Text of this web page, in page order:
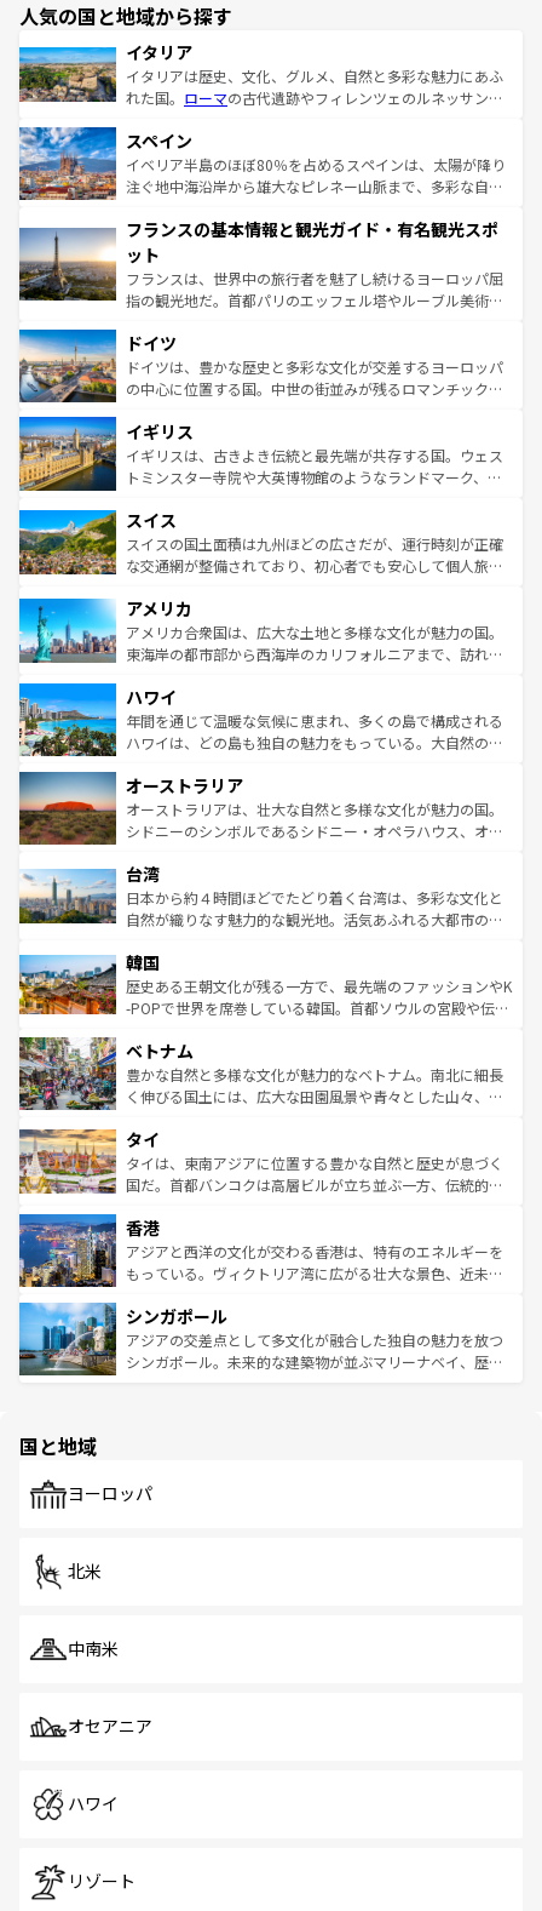
人気の国と地域から探す
イタリア
イタリアは歴史、文化、グルメ、自然と多彩な魅力にあふ
れた国。 ローマの古代遺跡やフィレンツェのルネッサンス
ろん、トスカーナの美しい田園風景やアマルフィ海岸の絶
景など、自然景観も見逃せない。観光の合間には、本場の
ピザやパスタなど、絶品のイタリア料理を堪能することも
ませてくれるイタリアで、忘れられない旅をしてみよう！
なお、新着のイタリア情報は
しい。
スペイン
イベリア半島のほぼ80％を占めるスペインは、太陽が降り
注ぐ地中海沿岸から雄大なピレネー山脈まで、多彩な自然
文化が根付くこの国では、情熱的なフラメンコ、熱気あふ
れる闘牛、そして美味しいタパスが生活の一部となってい
る。首都マドリードの洗練された雰囲気や、バルセロナの
アートに溢れた街角から、地方では古代ローマ遺跡や中世
せる。地方によって風土や気候が異なるスペインはその個
性で訪れる人を魅了する。 なお、新着のスペイン情報は コ
ンテンツ一覧を参照してほしい。
フランスの基本情報と観光ガイド・有名観光スポ
ット
フランスは、世界中の旅行者を魅了し続けるヨーロッパ屈
指の観光地だ。首都パリのエッフェル塔やルーブル美術館
で、幅広い魅力が詰まっている。華麗な宮殿、歴史的な大
聖堂、美しいビーチ、そして豊かな自然が、訪れる者を心
から魅了する。また、フランスは美食の国としても知ら
いる。シャンパンの発祥地であるランス、プロヴァンスの
香り高いラベンダー畑など、多彩な楽しみ方が可能だ。さ
らに、パリ以外の地域にも魅力が溢れており、どの街角に
れる地方に足を運ぶとそれぞれで全く異なる文化を体験で
きるだろう。 なお、新着のフランス情報はコンテンツ一覧
を参照してほしい。
ドイツ
ドイツは、豊かな歴史と多彩な文化が交差するヨーロッパ
の中心に位置する国。中世の街並みが残るロマンチック街
顔を持つこの国は、どこを歩いても飽きることがない。ベ
ルリンの文化的活気、バイエルン州のアルプスの絶景、そ
してライン川沿いのワイン畑といった風景は必見。ビール
は、お酒好きな人にはぜひ体験してほしい。 なお、新着の
ドイツ情報はコンテンツ一覧を参照してほしい。
イギリス
イギリスは、古きよき伝統と最先端が共存する国。ウェス
トミンスター寺院や大英博物館のようなランドマーク、歴
リアごとに異なる魅力がある。また、優雅なアフタヌーン
ティー、ビール好きにはたまらない英国パブ、サッカー観
戦など、本場だからこそできる体験も豊富。イギリスを旅
ンツ一覧を参照してほしい。
スイス
スイスの国土面積は九州ほどの広さだが、運行時刻が正確
な交通網が整備されており、初心者でも安心して個人旅行
の建物がそのまま残る町や、スイスならではのユニークな
博物館もあり、アルプス観光だけでなく町歩きも満喫する
ことができる。国民の所得が高いため物価も高いが、旅行
ば市内交通費無料で観光を楽しむこともできる。 なお、新
着のスイス情報はコンテンツ一覧 を参照してほしい。
アメリカ
アメリカ合衆国は、広大な土地と多様な文化が魅力の国。
東海岸の都市部から西海岸のカリフォルニアまで、訪れる
のような巨大都市は、観光、ショッピング、エンターテイ
ンメントが詰まった刺激的なスポットだ。一方、アメリカ
西部には大自然が広がり、グランドキャニオンやイエロー
部のニューオーリンズでは、音楽と美食が融合した独特の
文化が魅力。旅行者はアメリカの各地域で異なる魅力を楽
しみながら、その多様性と豊かな歴史を感じることができ
ならではの贅沢な旅のスタイルだ。 なお、新着のアメリカ
情報はコンテンツ一覧を参照してほしい。
ハワイ
年間を通じて温暖な気候に恵まれ、多くの島で構成される
ハワイは、どの島も独自の魅力をもっている。大自然の神
ワイ島は見逃せない。また、定番の観光地といえばオアフ
島だが、静かな自然を求めるならマウイ島やカウアイ島が
おすすめ。エメラルドグリーンに輝く海をはじめ、豊かな
れるおもてなしの心で訪れる人々を迎えてくれるハワイの
人々、おいしいローカルフードやハワイアンミュージッ
ク、伝統的なフラダンスなど、すべてがハワイの魅力を彩
ワイを、存分に味わってほしい。 なお、新着のハワイ情報
はコンテンツ一覧を参照してほしい。
オーストラリア
オーストラリアは、壮大な自然と多様な文化が魅力の国。
シドニーのシンボルであるシドニー・オペラハウス、オー
リアリーフや大陸中央部にそびえるウルル（エアーズロッ
ク）、タスマニアの美しい原生林やケアンズの熱帯雨林な
ど、見どころがたくさん。また、カフェやワイン、オージ
いる。アクティビティも充実しており、サーフィンやダイ
ビング、ハイキングなど、アウトドア好きにはたまらな
い。オーストラリアの多彩な魅力を存分に味わいつくそ
参照してほしい。
台湾
日本から約４時間ほどでたどり着く台湾は、多彩な文化と
自然が織りなす魅力的な観光地。活気あふれる大都市の台
ン）、静ひつな山岳地帯である台湾東部など、都市の喧騒
と山間の静けさが共存しており、訪れる人に新しい発見と
驚きをもたらしてくれる。また、奥深い台湾の食文化も魅
容にもいいと評判のスイーツなど、バラエティ豊かな料理
が味わえる。 なお、新着の台湾情報は コンテンツ一覧を参
照してほしい。
韓国
歴史ある王朝文化が残る一方で、最先端のファッションやK
-POPで世界を席巻している韓国。首都ソウルの宮殿や伝統
き、地方に足を延ばせば四季折々の自然美を楽しむことが
できる。そして、キムチや焼肉、絶品のストリートフード
まで、さまざまな韓国料理が待っている。夜には、韓国な
リティに包まれながら、韓国の多彩な魅力を心ゆくまで味
わってみてほしい。 なお、新着の韓国情報はコンテンツ一
覧を参照してほしい。
ベトナム
豊かな自然と多様な文化が魅力的なベトナム。南北に細長
く伸びる国土には、広大な田園風景や青々とした山々、世
急速な発展と共に伝統が息づく。ハノイの古い町並みやホ
ーチミン市のフランス統治時代の建物も、独特の雰囲気を
醸し出している。また、バラエティの豊かさとおいしさで
とつ。フォーやバインミー、ベトナムコーヒーなどは、ぜ
ひ現地で味わいたい。どの地域を訪れてもあたたかい人々
が旅行者を迎えてくれるので、きっと忘れられない旅にな
参照してほしい。
タイ
タイは、東南アジアに位置する豊かな自然と歴史が息づく
国だ。首都バンコクは高層ビルが立ち並ぶ一方、伝統的な
の活気が交差している。北部ではチェンマイなどの山岳地
帯で自然と触れ合い、南部ではプーケットやクラビの美し
いビーチでリゾート気分を楽しむことができる。タイ料理
激する。気候は一年中温暖で、どの季節にも異なる楽しみ
が待っている。親しみやすいタイの人々、仏教を中心とし
た文化、そして多様な観光資源が、訪れる旅人を魅了し続
香港
アジアと西洋の文化が交わる香港は、特有のエネルギーを
もっている。ヴィクトリア湾に広がる壮大な景色、近未来
み、どこを訪れても感動するはず。観光スポットが密集し
ており、効率よく見どころを回れるのも魅力。息をのむよ
うな絶景から文化的な体験まで、香港を存分に楽しみ尽く
シンガポール
アジアの交差点として多文化が融合した独自の魅力を放つ
シンガポール。未来的な建築物が並ぶマリーナベイ、歴史
で、ホーカーズは地元の風情を楽しめる外せないスポット
国と地域
ヨーロッパ
北米
中南米
オセアニア
ハワイ
リゾート